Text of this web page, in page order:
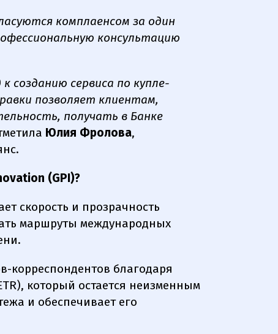
комплаенсом за один
консультацию
созданию сервиса по купле-
позволяет клиентам,
получать в Банке
Юлия Фролова,
(GPI)?
скорость и прозрачность
маршруты международных
корреспондентов благодаря
который остается неизменным
и обеспечивает его